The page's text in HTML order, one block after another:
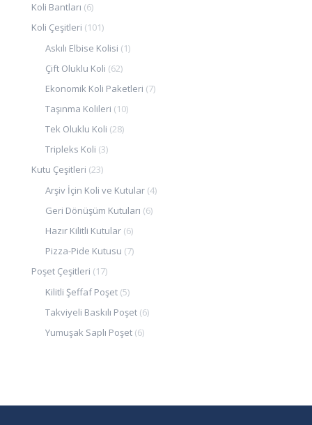
Koli Bantları (6)
Koli Çeşitleri (101)
Askılı Elbise Kolisi (1)
Çift Oluklu Koli (62)
Ekonomik Koli Paketleri (7)
Taşınma Kolileri (10)
Tek Oluklu Koli (28)
Tripleks Koli (3)
Kutu Çeşitleri (23)
Arşiv İçin Koli ve Kutular (4)
Geri Dönüşüm Kutuları (6)
Hazır Kilitli Kutular (6)
Pizza-Pide Kutusu (7)
Poşet Çeşitleri (17)
Kilitli Şeffaf Poşet (5)
Takviyeli Baskılı Poşet (6)
Yumuşak Saplı Poşet (6)